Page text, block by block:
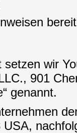
wir
901
genannt.